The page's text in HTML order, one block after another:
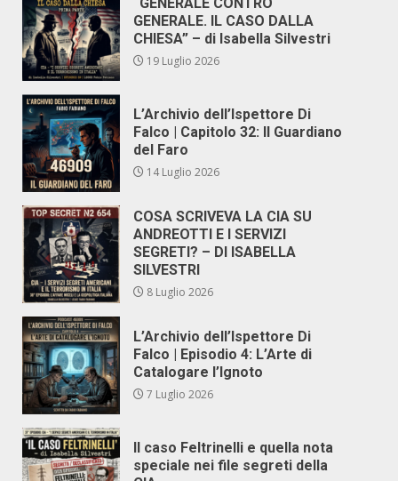
GENERALE. IL CASO DALLA
CHIESA” – di Isabella Silvestri
19 Luglio 2026
L’Archivio dell’Ispettore Di
Falco | Capitolo 32: Il Guardiano
del Faro
14 Luglio 2026
COSA SCRIVEVA LA CIA SU
ANDREOTTI E I SERVIZI
SEGRETI? – DI ISABELLA
SILVESTRI
8 Luglio 2026
L’Archivio dell’Ispettore Di
Falco | Episodio 4: L’Arte di
Catalogare l’Ignoto
7 Luglio 2026
Il caso Feltrinelli e quella nota
speciale nei file segreti della